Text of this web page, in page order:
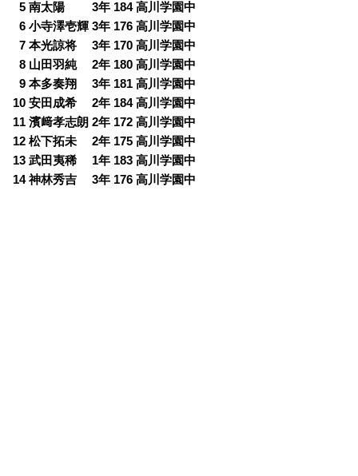
05 南太陽 3年 184 高川学園中
06 小寺澤壱輝 3年 176 高川学園中
07 本光諒将 3年 170 高川学園中
08 山田羽純 2年 180 高川学園中
09 本多奏翔 3年 181 高川学園中
10 安田成希 2年 184 高川学園中
11 濱﨑孝志朗 2年 172 高川学園中
12 松下拓未 2年 175 高川学園中
13 武田夷稀 1年 183 高川学園中
14 神林秀吉 3年 176 高川学園中